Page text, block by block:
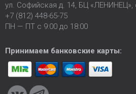
ул. Софийская д. 14, БЦ «ЛЕНИНЕЦ»,
+7 (812) 448-65-75
ПН — ПТ с 9:00 до 18:00
Принимаем банковские карты: